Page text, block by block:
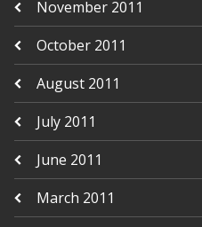
November 2011
October 2011
August 2011
July 2011
June 2011
March 2011